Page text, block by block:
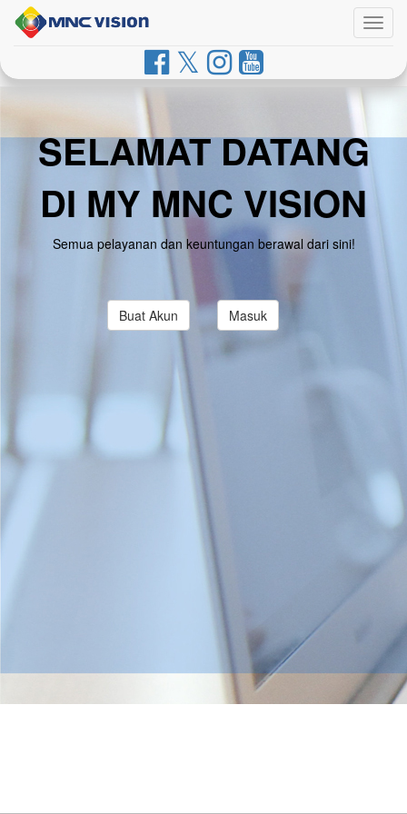
SELAMAT DATANG
DI MY MNC VISION
Semua pelayanan dan keuntungan berawal dari sini!
Buat Akun Masuk